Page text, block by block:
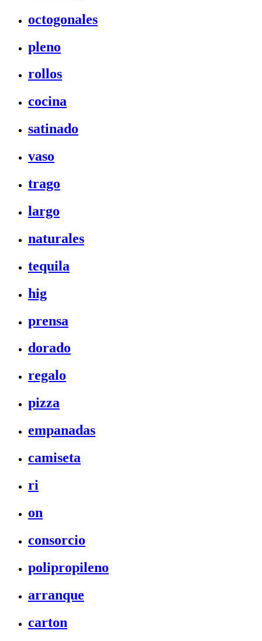
octogonales
pleno
rollos
cocina
satinado
vaso
trago
largo
naturales
tequila
hig
prensa
dorado
regalo
pizza
empanadas
camiseta
ri
on
consorcio
polipropileno
arranque
carton